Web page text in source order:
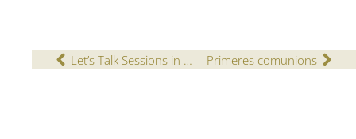
Let’s Talk Sessions in Primary 2 and 3 Primeres comunions